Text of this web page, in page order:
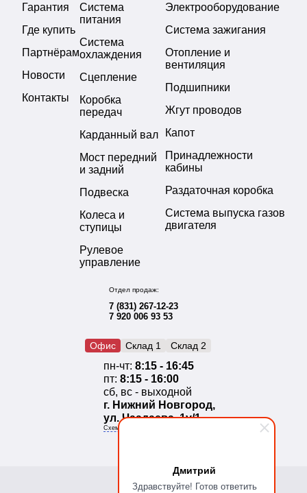
Дмитрий
Здравствуйте! Готов ответить
Гарантия
Где купить
Партнёрам
Новости
Контакты
Система
питания
Система
охлаждения
Сцепление
Коробка
передач
Карданный вал
Мост передний
и задний
Подвеска
Колеса и
ступицы
Рулевое
управление
Электрооборудование
Система зажигания
Отопление и
вентиляция
Подшипники
Жгут проводов
Капот
Принадлежности
кабины
Раздаточная коробка
Система выпуска газов
двигателя
Отдел продаж:
7 (831) 267-12-23
7 920 006 93 53
Офис Склад 1 Склад 2
пн-чт: 8:15 - 16:45
пт: 8:15 - 16:00
сб, вс - выходной
г. Нижний Новгород,
ул. Чаадаева, 1у/1
Схема проезда